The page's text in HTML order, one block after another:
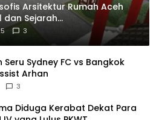
Arsitektur Rumah Aceh
dan Sejarah
3
Sydney FC vs Bangkok
Arhan
3
Diduga Kerabat Dekat Para